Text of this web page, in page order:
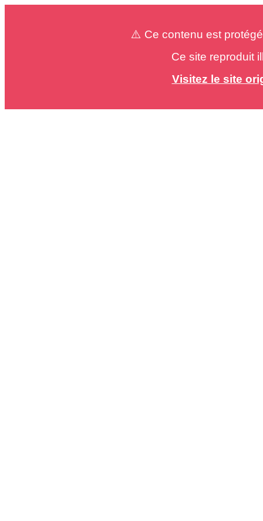
⚠️ Ce contenu est
Ce site reproduit
Visitez le site